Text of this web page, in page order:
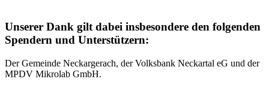
Unserer Dank gilt dabei insbesondere den folgenden
Spendern und Unterstützern:
Der Gemeinde Neckargerach, der Volksbank Neckartal eG und der
MPDV Mikrolab GmbH.